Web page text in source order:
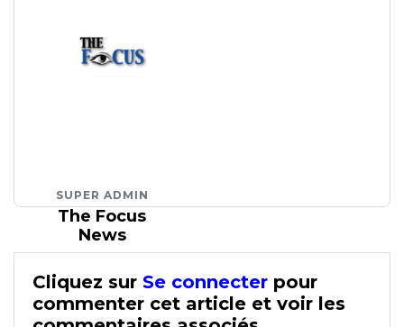
SUPER ADMIN
The Focus
News
Cliquez sur Se connecter pour
commenter cet article et voir les